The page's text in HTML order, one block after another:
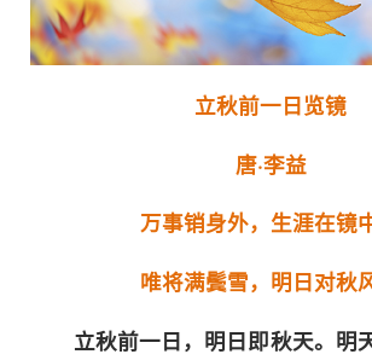
立秋前一日览镜
唐·李益
万事销身外，生涯在镜
唯将满鬓雪，明日对秋
立秋前一日，明日即秋天。明